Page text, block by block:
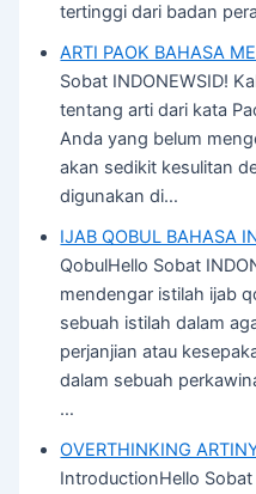
tertinggi dari badan
ARTI PAOK BAHASA
Sobat INDONEWSID!
tentang arti dari kata
Anda yang belum
akan sedikit kesulitan
digunakan di…
IJAB QOBUL BAHASA
QobulHello Sobat
mendengar istilah ijab
sebuah istilah dalam
perjanjian atau
dalam sebuah
…
OVERTHINKING
IntroductionHello Sobat